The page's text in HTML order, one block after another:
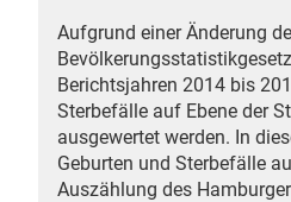
Aufgrund einer Änderung
Berichtsjahren 2014 bis
Sterbefälle auf Ebene der
ausgewertet werden. In
Geburten und Sterbefälle
Auszählung des